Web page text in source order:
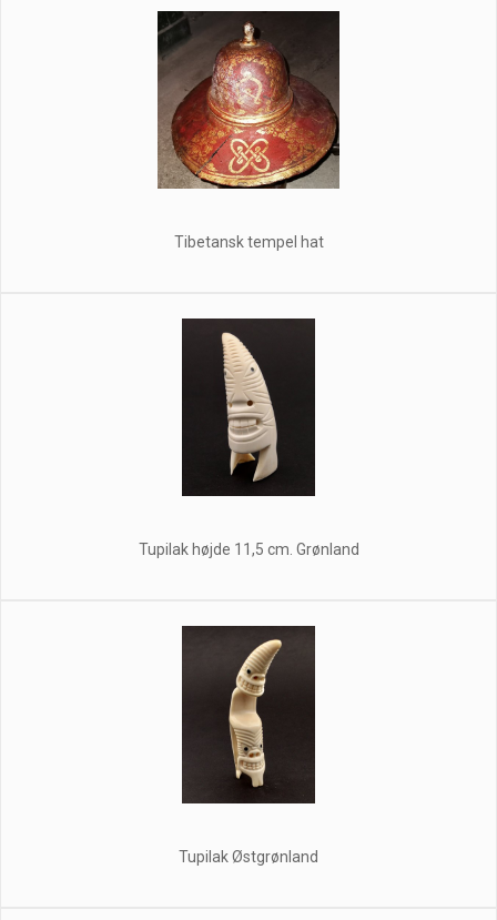
Tibetansk tempel hat
Tupilak højde 11,5 cm. Grønland
Tupilak Østgrønland